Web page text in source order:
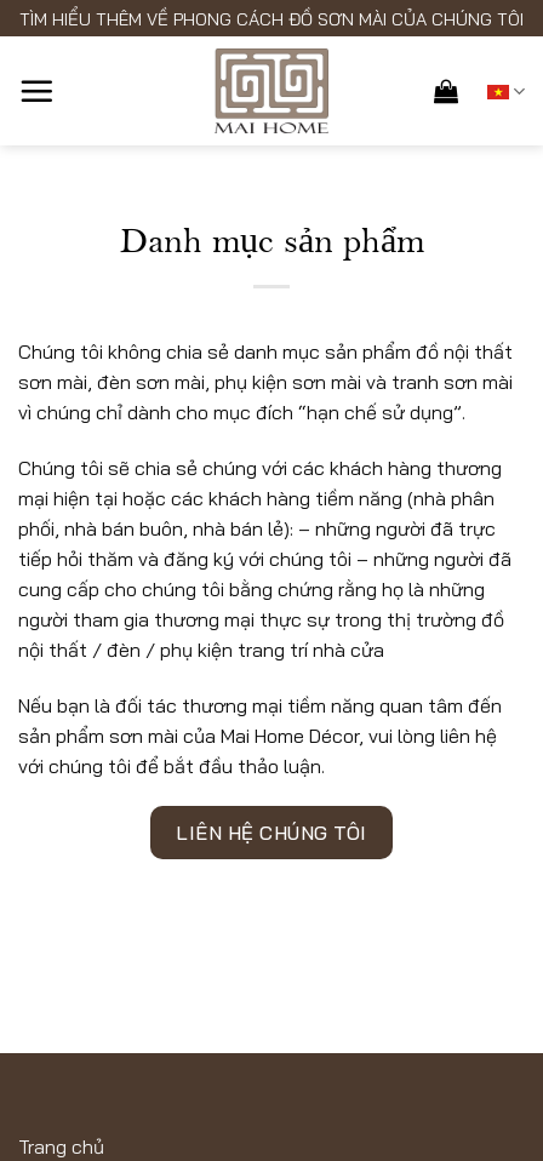
Skip
content
TÌM HIỂU THÊM VỀ PHONG CÁCH ĐỒ SƠN MÀI CỦA CHÚNG TÔI
Danh mục sản phẩm
Chúng tôi không chia sẻ danh mục sản phẩm đồ nội thất
sơn mài, đèn sơn mài, phụ kiện sơn mài và tranh sơn mài
vì chúng chỉ dành cho mục đích “hạn chế sử dụng”.
Chúng tôi sẽ chia sẻ chúng với các khách hàng thương
mại hiện tại hoặc các khách hàng tiềm năng (nhà phân
phối, nhà bán buôn, nhà bán lẻ): – những người đã trực
tiếp hỏi thăm và đăng ký với chúng tôi – những người đã
cung cấp cho chúng tôi bằng chứng rằng họ là những
người tham gia thương mại thực sự trong thị trường đồ
nội thất / đèn / phụ kiện trang trí nhà cửa
Nếu bạn là đối tác thương mại tiềm năng quan tâm đến
sản phẩm sơn mài của Mai Home Décor, vui lòng liên hệ
với chúng tôi để bắt đầu thảo luận.
LIÊN HỆ CHÚNG TÔI
Trang chủ